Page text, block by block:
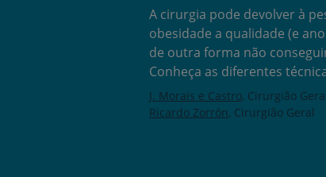
A cirurgia pode devolver à
obesidade a qualidade (e
de outra forma não
Conheça as diferentes
J. Morais e Castro Cirurgião Geral
Ricardo Zorrón Cirurgião Geral